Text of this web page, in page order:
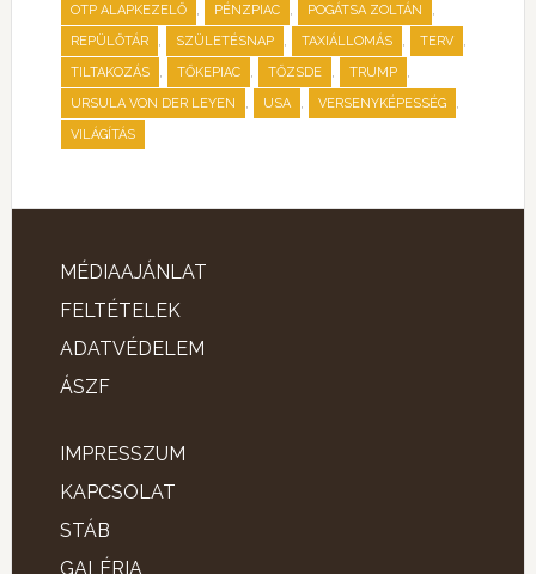
OTP ALAPKEZELŐ , PÉNZPIAC , POGÁTSA ZOLTÁN ,
REPÜLŐTÁR , SZÜLETÉSNAP , TAXIÁLLOMÁS , TERV ,
TILTAKOZÁS , TŐKEPIAC , TŐZSDE , TRUMP ,
URSULA VON DER LEYEN , USA , VERSENYKÉPESSÉG ,
VILÁGÍTÁS
MÉDIAAJÁNLAT
FELTÉTELEK
ADATVÉDELEM
ÁSZF
IMPRESSZUM
KAPCSOLAT
STÁB
GALÉRIA